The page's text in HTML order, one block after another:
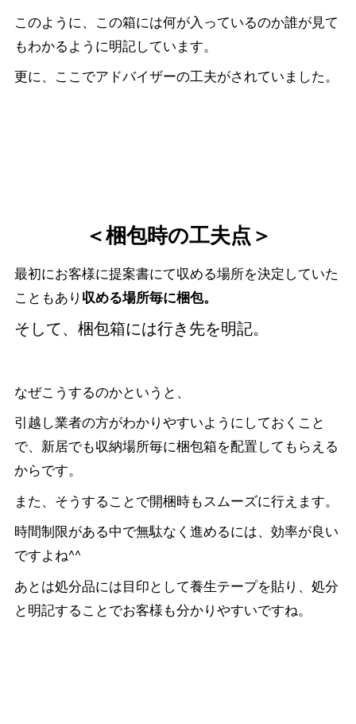
このように、この箱には何が入っているのか誰が見て
もわかるように明記しています。
更に、ここでアドバイザーの工夫がされていました。
＜梱包時の工夫点＞
最初にお客様に提案書にて収める場所を決定していた
こともあり 収める場所毎に梱包。
そして、梱包箱には行き先を明記。
なぜこうするのかというと、
引越し業者の方がわかりやすいようにしておくこと
で、新居でも収納場所毎に梱包箱を配置してもらえる
からです。
また、そうすることで開梱時もスムーズに行えます。
時間制限がある中で無駄なく進めるには、効率が良い
ですよね^^
あとは処分品には目印として養生テープを貼り、処分
と明記することでお客様も分かりやすいですね。